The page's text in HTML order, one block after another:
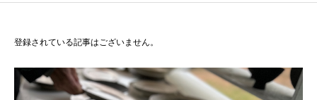
登録されている記事はございません。